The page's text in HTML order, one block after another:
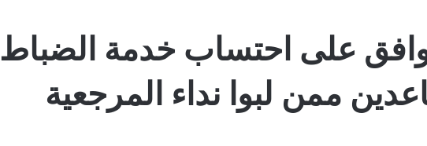
على احتساب خدمة الضباط
ممن لبوا نداء المرجعية